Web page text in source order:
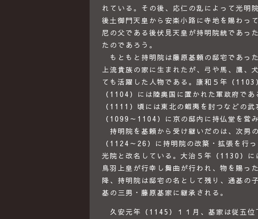
れている。その後、応仁の乱によって光明
後土御門天皇から安楽小路に寺地を賜わっ
尼の父である後伏見天皇が持明院統であっ
たのであろう。
もともと持明院は藤原基頼の邸宅であっ
上流貴族の家に生まれたが、弓や馬、鷹、
ても活躍した人物である。康和５年（
（1104）には陸奥国に置かれた軍政府で
（1111）頃には東北の蝦夷を討つなどの
（1099～1104）に京の邸内に持仏堂を営
持明院を基頼から受け継いだのは、次男
（1124～26）に持明院の改築・拡張を行
光院と改名している。大治５年（1130）
鳥羽上皇が行幸し舞曲が行われ、物を賜っ
降、持明院は邸宅の名として残り、通基の
基の三男・藤原基家に継承される。
久安元年（1145）１１月、基家は従五位